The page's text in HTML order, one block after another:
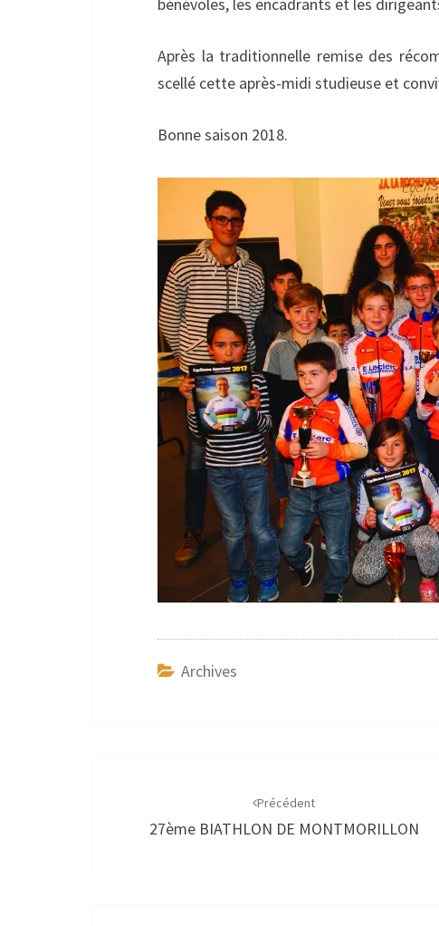
Après la traditionnelle remise des
scellé cette après-midi studieuse et
Bonne saison 2018.
Archives
Précédent
27ème BIATHLON DE MONTMORILLON